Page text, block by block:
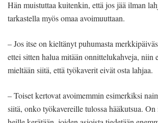
Hän muistuttaa kuitenkin, että jos jää ilman
tarkastella myös omaa avoimuuttaan.
– Jos itse on kieltänyt puhumasta
ettei sitten halua mitään onnittelukahveja, niin
mieltään siitä, että työkaverit eivät osta lahjaa.
– Toiset kertovat avoimemmin esimerkiksi
siitä, onko työkavereille tulossa hääkutsua.